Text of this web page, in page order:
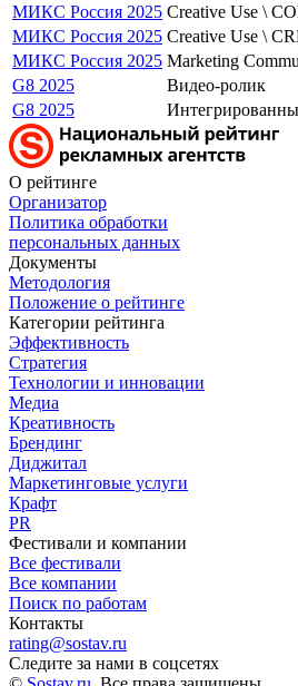
МИКС Россия 2025 Creative Use \
МИКС Россия 2025 Creative Use \
МИКС Россия 2025 Marketing
G8 2025
Видео-ролик
G8 2025
О рейтинге
Организатор
Политика обработки
персональных данных
Документы
Методология
Положение о рейтинге
Категории рейтинга
Эффективность
Стратегия
Технологии и инновации
Медиа
Креативность
Брендинг
Диджитал
Маркетинговые услуги
Крафт
PR
Фестивали и компании
Все фестивали
Все компании
Поиск по работам
Контакты
rating@sostav.ru
Следите за нами в соцсетях